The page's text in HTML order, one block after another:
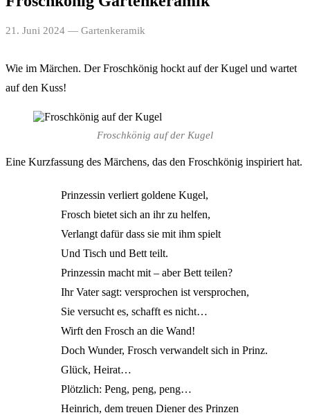
21. Juni 2024 — Gartenkeramik
Wie im Märchen. Der Froschkönig hockt auf der Kugel und wartet
auf den Kuss!
Froschkönig auf der Kugel
Eine Kurzfassung des Märchens, das den Froschkönig inspiriert hat.
Prinzessin verliert goldene Kugel,
Frosch bietet sich an ihr zu helfen,
Verlangt dafür dass sie mit ihm spielt
Und Tisch und Bett teilt.
Prinzessin macht mit – aber Bett teilen?
Ihr Vater sagt: versprochen ist versprochen,
Sie versucht es, schafft es nicht…
Wirft den Frosch an die Wand!
Doch Wunder, Frosch verwandelt sich in Prinz.
Glück, Heirat…
Plötzlich: Peng, peng, peng…
Heinrich, dem treuen Diener des Prinzen